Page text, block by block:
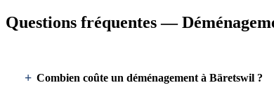
Questions fréquentes —
Combien coûte un déménagement à Bäretswil ?